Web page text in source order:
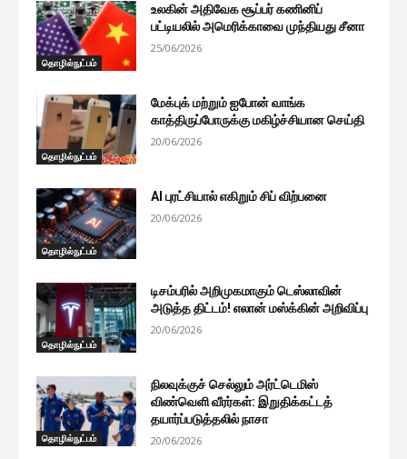
தொழில்நுட்பம்
உலகின் அதிவேக சூப்பர் கணினிப்
பட்டியலில் அமெரிக்காவை முந்தியது சீனா
25/06/2026
தொழில்நுட்பம்
மேக்புக் மற்றும் ஐபோன் வாங்க
காத்திருப்போருக்கு மகிழ்ச்சியான செய்தி
20/06/2026
தொழில்நுட்பம்
AI புரட்சியால் எகிறும் சிப் விற்பனை
20/06/2026
தொழில்நுட்பம்
டிசம்பரில் அறிமுகமாகும் டெஸ்லாவின்
அடுத்த திட்டம்! எலான் மஸ்க்கின் அறிவிப்பு
20/06/2026
தொழில்நுட்பம்
நிலவுக்குச் செல்லும் அர்ட்டெமிஸ்
விண்வெளி வீரர்கள்: இறுதிக்கட்டத்
தயார்ப்படுத்தலில் நாசா
20/06/2026